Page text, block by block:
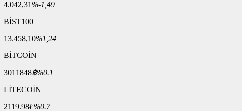
4.042,31 %-1,49
BİST100
13.458,10%1,24
BİTCOİN
3011848฿%0.1
LİTECOİN
2119.98Ł%0.7